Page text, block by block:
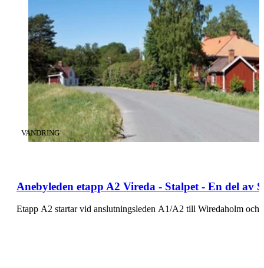
Anebyleden etapp A2 Vireda - Stalpet - En del av
KATEGORI:
VANDRING
Etapp A2 startar vid anslutningsleden A1/A2 till Wiredaholm